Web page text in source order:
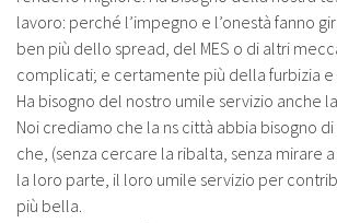
lavoro: perché l’impegno e l’onestà fanno
ben più dello spread, del MES o di altri
complicati; e certamente più della furbizia
Ha bisogno del nostro umile servizio anche
Noi crediamo che la ns città abbia bisogno
che, (senza cercare la ribalta, senza mirare
la loro parte, il loro umile servizio per
più bella.